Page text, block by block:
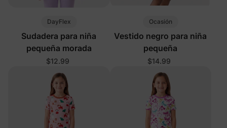
DayFlex
Sudadera para niña
pequeña morada
$12.99
Ocasión
Vestido negro para niña
pequeña
$14.99